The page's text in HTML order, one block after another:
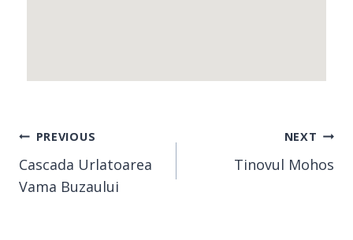
PREVIOUS
Cascada Urlatoarea
Vama Buzaului
NEXT
Tinovul Mohos